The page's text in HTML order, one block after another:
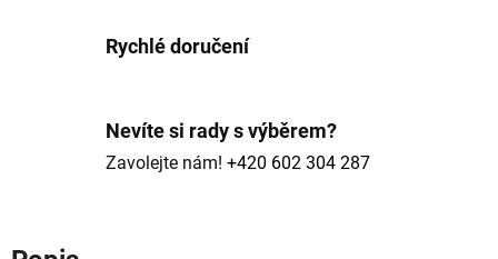
Rychlé doručení
Nevíte si rady s výběrem?
Zavolejte nám! +420 602 304 287